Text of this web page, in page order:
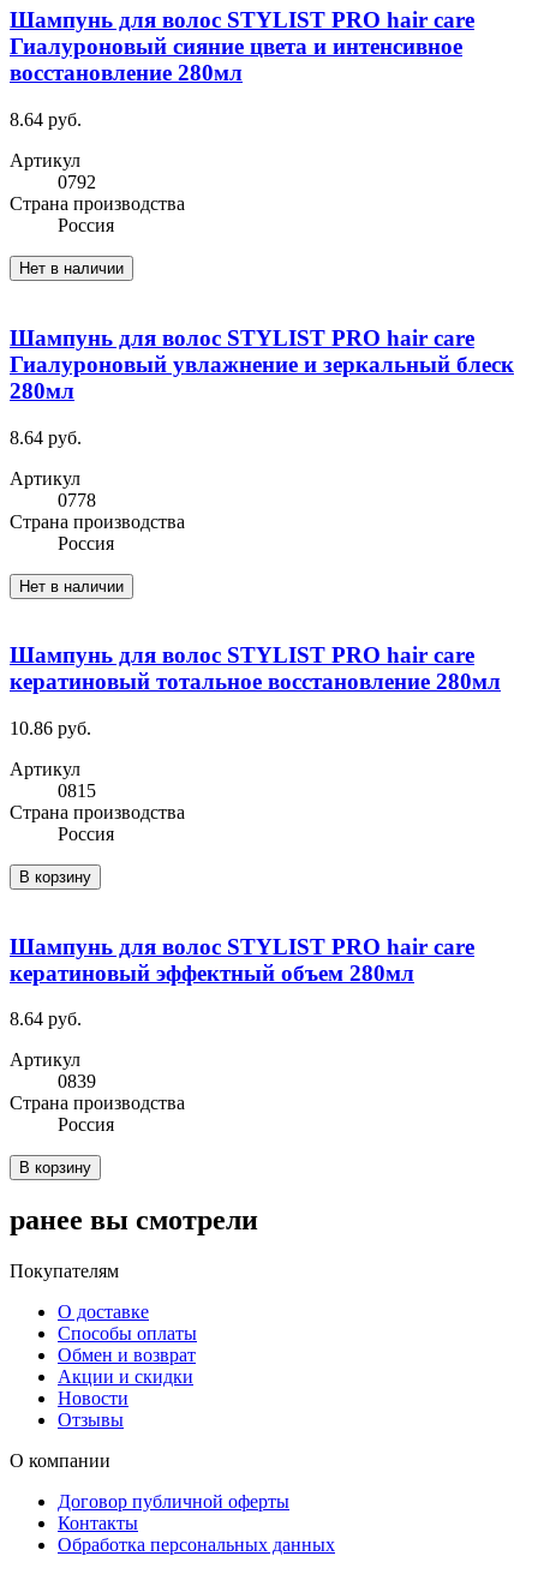
Шампунь для волос STYLIST PRO hair care
Гиалуроновый сияние цвета и интенсивное
восстановление 280мл
8.64 руб.
Артикул
0792
Cтрана производства
Россия
Нет в наличии
Шампунь для волос STYLIST PRO hair care
Гиалуроновый увлажнение и зеркальный блеск
280мл
8.64 руб.
Артикул
0778
Cтрана производства
Россия
Нет в наличии
Шампунь для волос STYLIST PRO hair care
кератиновый тотальное восстановление 280мл
10.86 руб.
Артикул
0815
Cтрана производства
Россия
В корзину
Шампунь для волос STYLIST PRO hair care
кератиновый эффектный объем 280мл
8.64 руб.
Артикул
0839
Cтрана производства
Россия
В корзину
ранее вы смотрели
Покупателям
О доставке
Способы оплаты
Обмен и возврат
Акции и скидки
Новости
Отзывы
О компании
Договор публичной оферты
Контакты
Обработка персональных данных